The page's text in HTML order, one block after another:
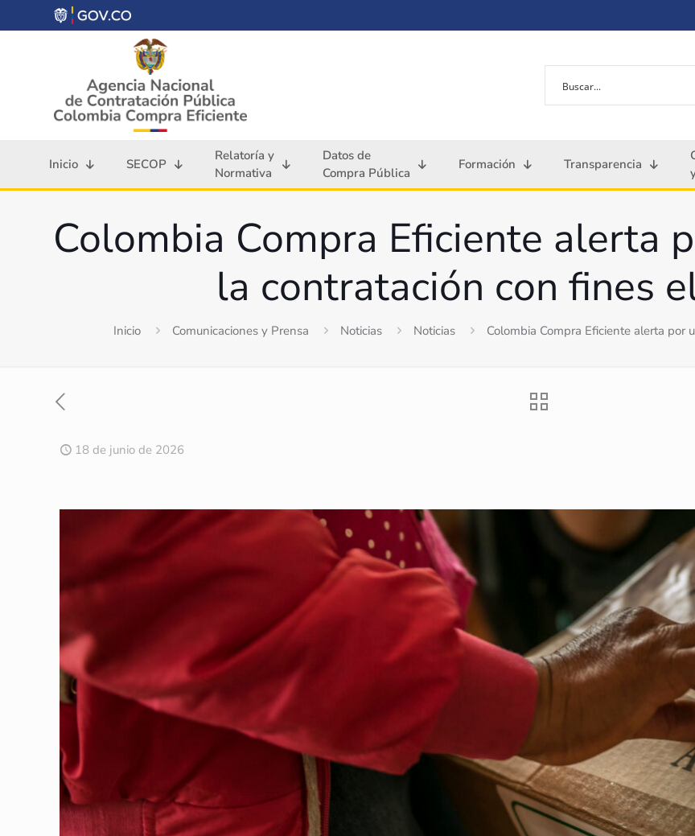
Inicio SECOP
Relatoría y
Normativa
Datos de
Compra Pública
Formación Transparencia
Colombia Compra Eficiente alerta
la contratación con fines
Inicio Comunicaciones y Prensa Noticias Noticias Colombia Compra Eficiente alerta por
18 de junio de 2026